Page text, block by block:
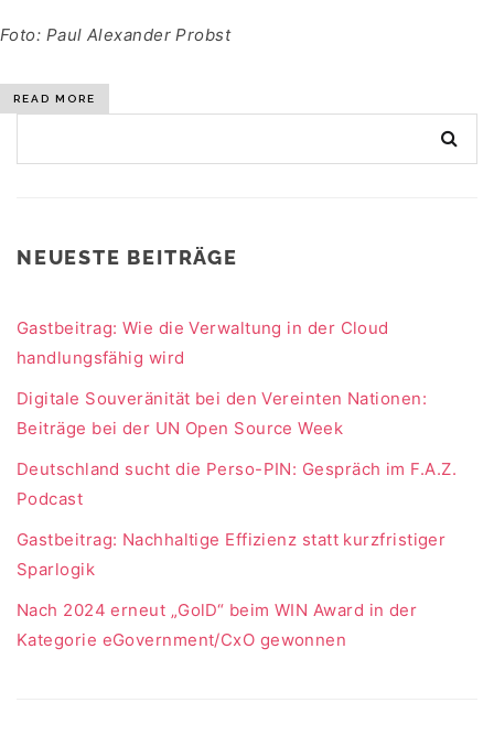
Foto: Paul Alexander Probst
READ MORE
NEUESTE BEITRÄGE
Gastbeitrag: Wie die Verwaltung in der Cloud
handlungsfähig wird
Digitale Souveränität bei den Vereinten Nationen:
Beiträge bei der UN Open Source Week
Deutschland sucht die Perso-PIN: Gespräch im F.A.Z.
Podcast
Gastbeitrag: Nachhaltige Effizienz statt kurzfristiger
Sparlogik
Nach 2024 erneut „GolD“ beim WIN Award in der
Kategorie eGovernment/CxO gewonnen